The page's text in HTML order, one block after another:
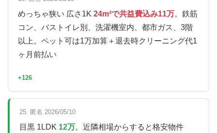
めっちゃ狭い 広さ1K 24m²で共益費込み11万。鉄筋
コン、バストイレ別、洗濯機室内、都市ガス、3階
以上。ペット可は1万加算＋退去時クリーニング代1
ヶ月前払い
+126
25. 匿名 2026/05/10
目黒 1LDK 12万。近隣相場からすると格安物件